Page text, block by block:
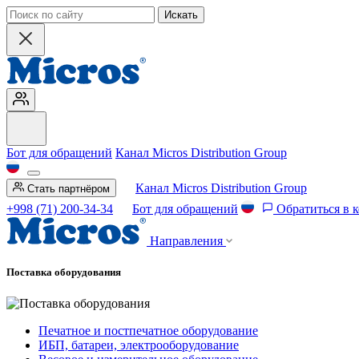
Искать
Бот для обращений Канал Micros Distribution Group
Стать партнёром
Канал Micros Distribution Group
+998 (71) 200-34-34
Бот для обращений Обратиться в
Направления
Поставка оборудования
Печатное и постпечатное оборудование
ИБП, батареи, электрооборудование